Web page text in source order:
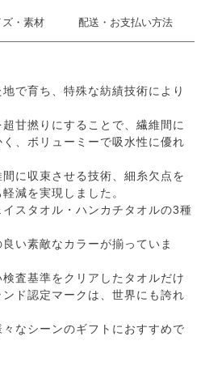
ズ・素材 配送・お支払い方法
で育ち、特殊な紡績技術により
甘撚りにすることで、繊維間に
、ボリューミーで吸水性に優れ
に収束させる技術、細糸欠点を
減を実現しました。
スタオル・ハンカチタオルの3種
い素敵なカラーが揃っていま
査基準をクリアしたタオルだけ
ド認定マークは、世界にも誇れ
なシーンのギフトにおすすめで